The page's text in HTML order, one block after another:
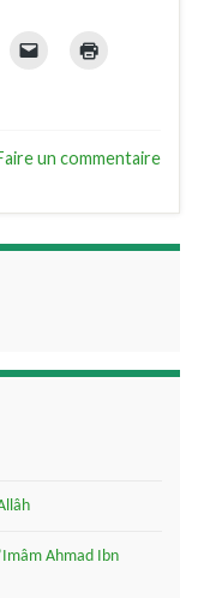
un commentaire
Ahmad Ibn